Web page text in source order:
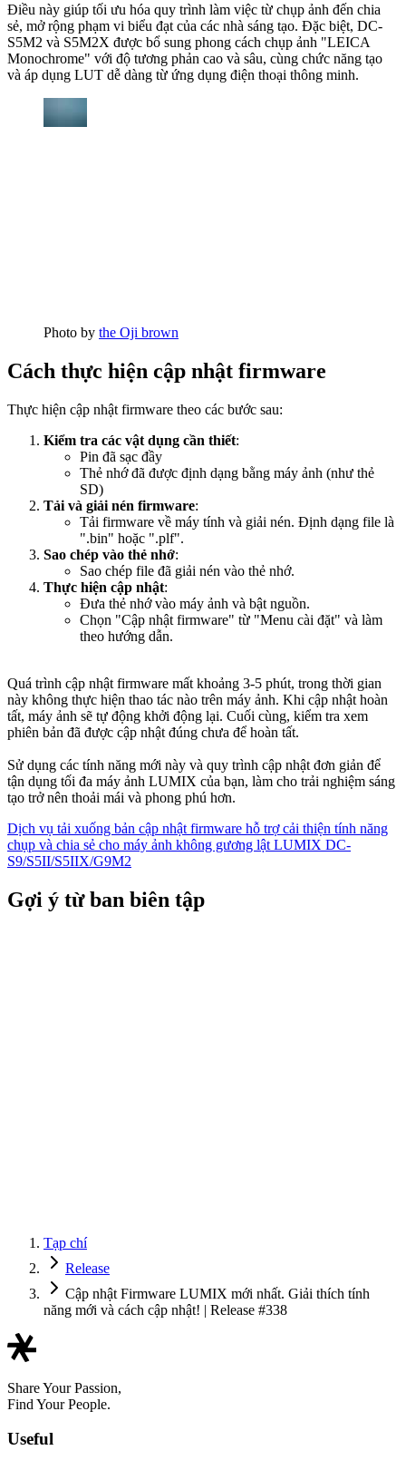
Điều này giúp tối ưu hóa quy trình làm việc từ chụp ảnh đến chia
sẻ, mở rộng phạm vi biểu đạt của các nhà sáng tạo. Đặc biệt, DC-
S5M2 và S5M2X được bổ sung phong cách chụp ảnh "LEICA
Monochrome" với độ tương phản cao và sâu, cùng chức năng tạo
và áp dụng LUT dễ dàng từ ứng dụng điện thoại thông minh.
Photo by the Oji brown
Cách thực hiện cập nhật firmware
Thực hiện cập nhật firmware theo các bước sau:
Kiểm tra các vật dụng cần thiết:
Pin đã sạc đầy
Thẻ nhớ đã được định dạng bằng máy ảnh (như thẻ
SD)
Tải và giải nén firmware:
Tải firmware về máy tính và giải nén. Định dạng file là
".bin" hoặc ".plf".
Sao chép vào thẻ nhớ:
Sao chép file đã giải nén vào thẻ nhớ.
Thực hiện cập nhật:
Đưa thẻ nhớ vào máy ảnh và bật nguồn.
Chọn "Cập nhật firmware" từ "Menu cài đặt" và làm
theo hướng dẫn.
Quá trình cập nhật firmware mất khoảng 3-5 phút, trong thời gian
này không thực hiện thao tác nào trên máy ảnh. Khi cập nhật hoàn
tất, máy ảnh sẽ tự động khởi động lại. Cuối cùng, kiểm tra xem
phiên bản đã được cập nhật đúng chưa để hoàn tất.
Sử dụng các tính năng mới này và quy trình cập nhật đơn giản để
tận dụng tối đa máy ảnh LUMIX của bạn, làm cho trải nghiệm sáng
tạo trở nên thoải mái và phong phú hơn.
Dịch vụ tải xuống bản cập nhật firmware hỗ trợ cải thiện tính năng
chụp và chia sẻ cho máy ảnh không gương lật LUMIX DC-
S9/S5II/S5IIX/G9M2
Gợi ý từ ban biên tập
Tạp chí
Release
Cập nhật Firmware LUMIX mới nhất. Giải thích tính
năng mới và cách cập nhật! | Release #338
Share Your Passion,
Find Your People.
Useful